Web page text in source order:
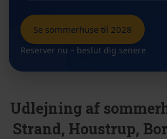
Se sommerhuse til 2028
Reserver nu – beslut dig senere
Udlejning af
Strand, Houstrup,